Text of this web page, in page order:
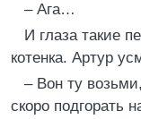
– Ага…
И глаза такие
котенка. Артур
– Вон ту
скоро подгорать